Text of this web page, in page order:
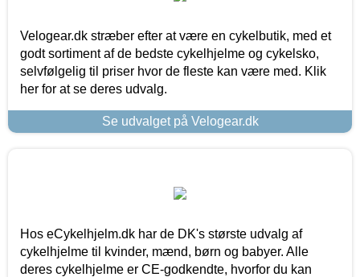
Velogear.dk stræber efter at være en cykelbutik, med et
godt sortiment af de bedste cykelhjelme og cykelsko,
selvfølgelig til priser hvor de fleste kan være med. Klik
her for at se deres udvalg.
Se udvalget på Velogear.dk
Hos eCykelhjelm.dk har de DK's største udvalg af
cykelhjelme til kvinder, mænd, børn og babyer. Alle
deres cykelhjelme er CE-godkendte, hvorfor du kan